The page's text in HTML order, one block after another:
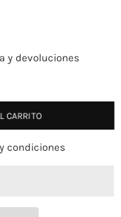
y devoluciones
CARRITO
condiciones